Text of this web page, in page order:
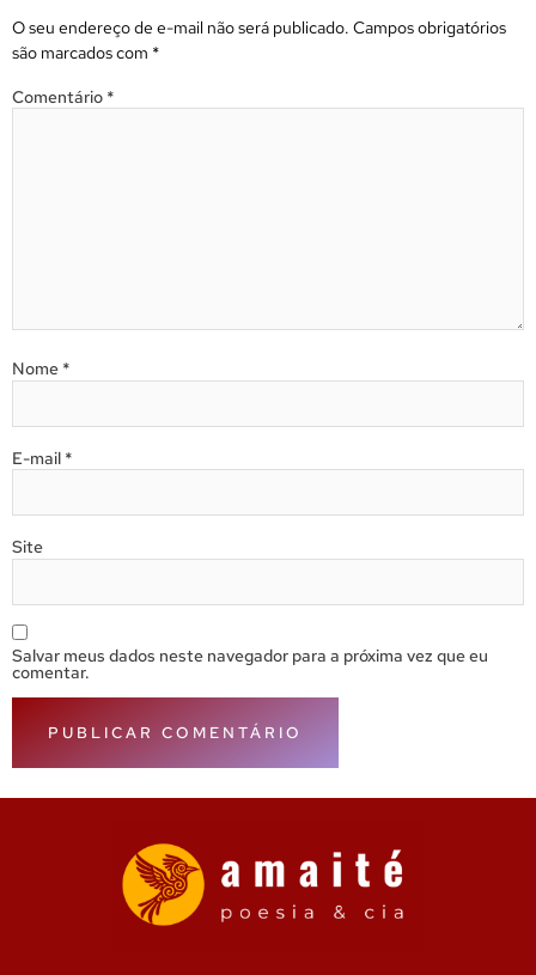
O seu endereço de e-mail não será publicado. Campos obrigatórios
são marcados com *
Comentário *
Nome *
E-mail *
Site
Salvar meus dados neste navegador para a próxima vez que eu
comentar.